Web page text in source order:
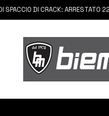
DI CRACK: ARRESTATO 22ENNE